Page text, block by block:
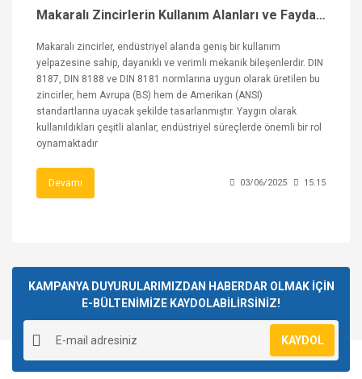
Makaralı Zincirlerin Kullanım Alanları ve Faydaları
Makaralı zincirler, endüstriyel alanda geniş bir kullanım
yelpazesine sahip, dayanıklı ve verimli mekanik bileşenlerdir. DIN
8187, DIN 8188 ve DIN 8181 normlarına uygun olarak üretilen bu
zincirler, hem Avrupa (BS) hem de Amerikan (ANSI)
standartlarına uyacak şekilde tasarlanmıştır. Yaygın olarak
kullanıldıkları çeşitli alanlar, endüstriyel süreçlerde önemli bir rol
oynamaktadır
Devamı 03/06/2025 15:15
KAMPANYA DUYURULARIMIZDAN HABERDAR OLMAK İÇİN
E-BÜLTENİMİZE KAYDOLABİLİRSİNİZ!
KAYDOL